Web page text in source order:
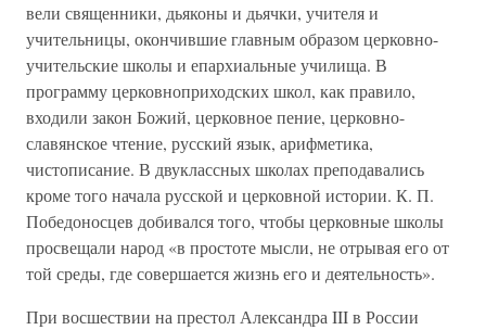
вели священники, дьяконы и дьячки, учителя и
учительницы, окончившие главным образом церковно-
учительские школы и епархиальные училища. В
программу церковноприходских школ, как правило,
входили закон Божий, церковное пение, церковно-
славянское чтение, русский язык, арифметика,
чистописание. В двуклассных школах преподавались
кроме того начала русской и церковной истории. К. П.
Победоносцев добивался того, чтобы церковные школы
просвещали народ «в простоте мысли, не отрывая его от
той среды, где совершается жизнь его и деятельность».
При восшествии на престол Александра III в России